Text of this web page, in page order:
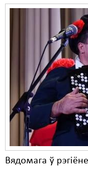
Вядомага ў
Сьмяротнае пакараньне
Правы працоўных
Сацыяльныя правы